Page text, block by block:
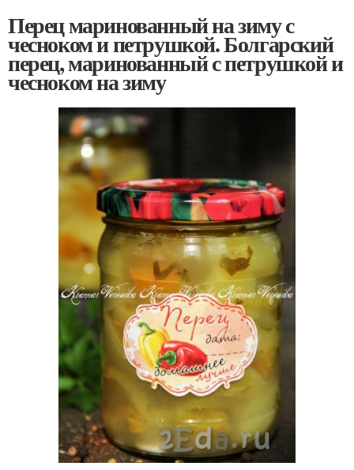
Перец маринованный на зиму с
чесноком и петрушкой. Болгарский
перец, маринованный с петрушкой и
чесноком на зиму